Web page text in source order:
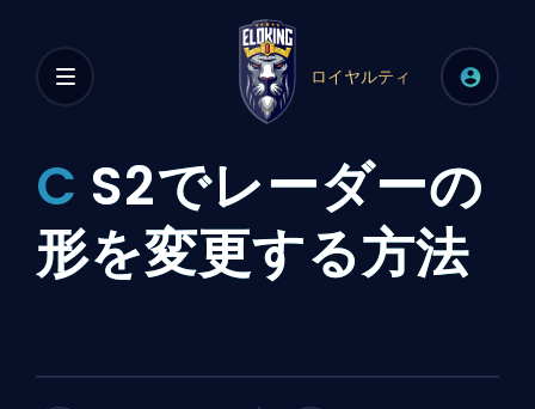
ロイヤルティ
C S2でレーダーの
形を変更する方法